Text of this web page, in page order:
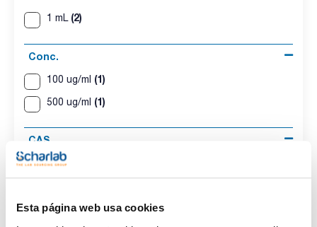
Esta página web usa cookies
1 mL (2)
Conc.
100 ug/ml (1)
500 ug/ml (1)
CAS
[69782-91-8]